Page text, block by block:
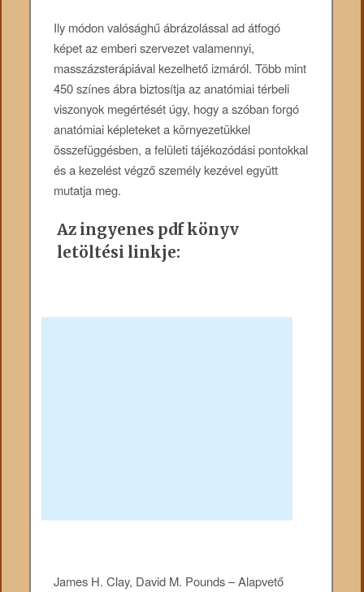
Ily módon valósághű ábrázolással ad átfogó
képet az emberi szervezet valamennyi,
masszázsterápiával kezelhető izmáról. Több mint
450 színes ábra biztosítja az anatómiai térbeli
viszonyok megértését úgy, hogy a szóban forgó
anatómiai képleteket a környezetükkel
összefüggésben, a felületi tájékozódási pontokkal
és a kezelést végző személy kezével együtt
mutatja meg.
Az ingyenes pdf könyv
letöltési linkje:
James H. Clay, David M. Pounds – Alapvető